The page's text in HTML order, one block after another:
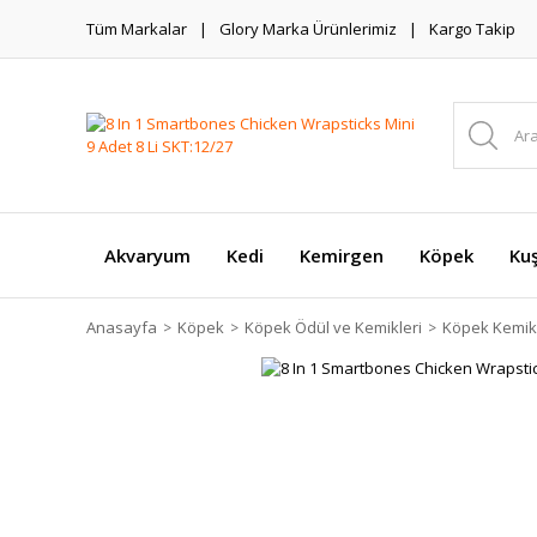
Tüm Markalar Glory Marka Ürünlerimiz Kargo Takip
Akvaryum Kedi Kemirgen Köpek
Anasayfa Köpek Köpek Ödül ve Kemikleri Köpek